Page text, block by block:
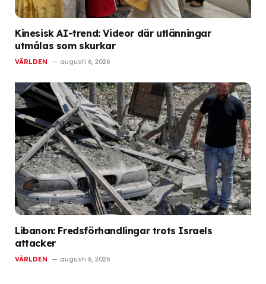
Kinesisk AI-trend: Videor där utlänningar
utmålas som skurkar
VÄRLDEN augusti 6, 2026
Libanon: Fredsförhandlingar trots Israels
attacker
VÄRLDEN augusti 6, 2026